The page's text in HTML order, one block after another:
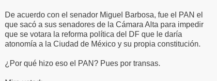
De acuerdo con el senador Miguel Barbosa, fue el PAN el
que sacó a sus senadores de la Cámara Alta para impedir
que se votara la reforma política del DF que le daría
atonomía a la Ciudad de México y su propia constitución.
¿Por qué hizo eso el PAN? Pues por transas.